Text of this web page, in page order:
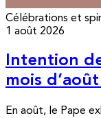
Célébrations et
1 août 2026
Intention
mois
En août, le Pape